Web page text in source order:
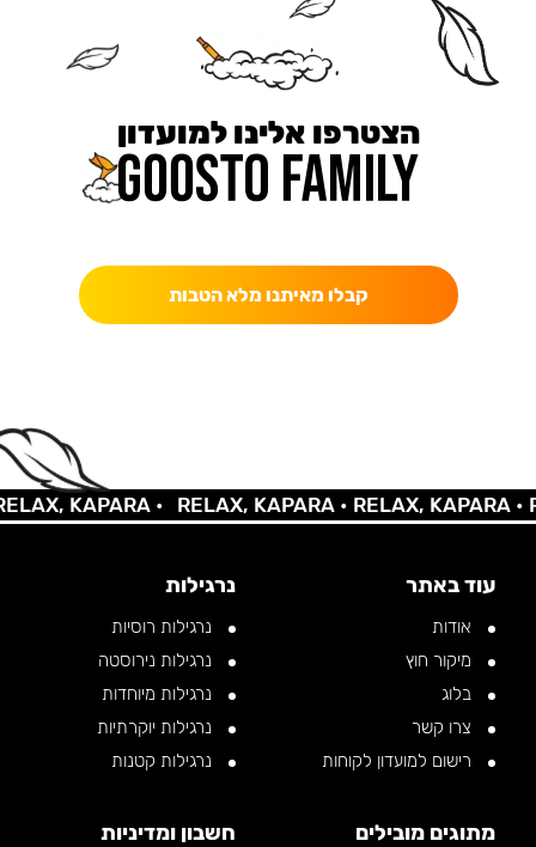
הצטרפו אלינו למועדון
קבלו מאיתנו מלא הטבות
KAPARA • RELAX, KAPARA •RELAX, KAPARA •
עוד באתר
אודות
מיקור חוץ
בלוג
צרו קשר
רישום למועדון לקוחות
נרגילות
נרגילות רוסיות
נרגילות נירוסטה
נרגילות מיוחדות
נרגילות יוקרתיות
נרגילות קטנות
מתוגים מובילים חשבון ומדיניות